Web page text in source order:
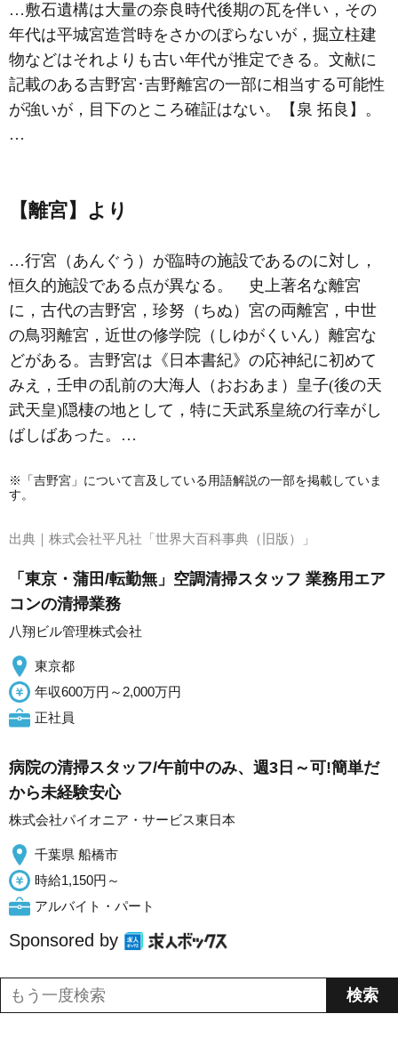
…敷石遺構は大量の奈良時代後期の瓦を伴い，その
年代は平城宮造営時をさかのぼらないが，掘立柱建
物などはそれよりも古い年代が推定できる。文献に
記載のある吉野宮 ･吉野離宮の一部に相当する可能性
が強いが，目下のところ確証はない。【泉 拓良】。
…
【離宮】より
…行宮 （あんぐう）が臨時の施設であるのに対し，
恒久的施設である点が異なる。 史上著名な離宮
に，古代の吉野宮 ， 珍努（ちぬ）宮の両離宮，中世
の鳥羽離宮，近世の修学院（しゆがくいん）離宮な
どがある。吉野宮は《日本書紀》の応神紀に初めて
みえ，壬申の乱前の大海人（おおあま）皇子(後の天
武天皇)隠棲の地として，特に天武系皇統の行幸がし
ばしばあった。…
※「吉野宮」について言及している用語解説の一部を掲載していま
す。
出典｜ 株式会社平凡社「世界大百科事典（旧版）」
「東京・蒲田/転勤無」空調清掃スタッフ 業務用エア
コンの清掃業務
八翔ビル管理株式会社
東京都
年収600万円～2,000万円
正社員
病院の清掃スタッフ/午前中のみ、週3日～可!簡単だ
から未経験安心
株式会社パイオニア・サービス東日本
千葉県 船橋市
時給1,150円～
アルバイト・パート
Sponsored by